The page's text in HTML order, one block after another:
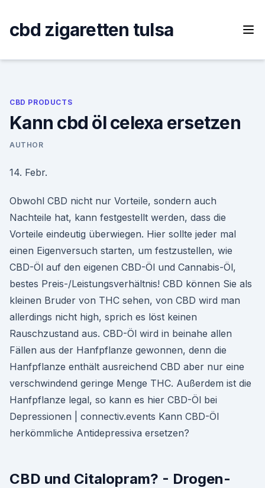
content
cbd zigaretten tulsa
CBD PRODUCTS
Kann cbd öl celexa ersetzen
AUTHOR
14. Febr.
Obwohl CBD nicht nur Vorteile, sondern auch
Nachteile hat, kann festgestellt werden, dass die
Vorteile eindeutig überwiegen. Hier sollte jeder mal
einen Eigenversuch starten, um festzustellen, wie
CBD-Öl auf den eigenen CBD-Öl und Cannabis-Öl,
bestes Preis-/Leistungsverhältnis! CBD können Sie als
kleinen Bruder von THC sehen, von CBD wird man
allerdings nicht high, sprich es löst keinen
Rauschzustand aus. CBD-Öl wird in beinahe allen
Fällen aus der Hanfpflanze gewonnen, denn die
Hanfpflanze enthält ausreichend CBD aber nur eine
verschwindend geringe Menge THC. Außerdem ist die
Hanfpflanze legal, so kann es hier CBD-Öl bei
Depressionen | connectiv.events Kann CBD-Öl
herkömmliche Antidepressiva ersetzen?
CBD und Citalopram? - Drogen-